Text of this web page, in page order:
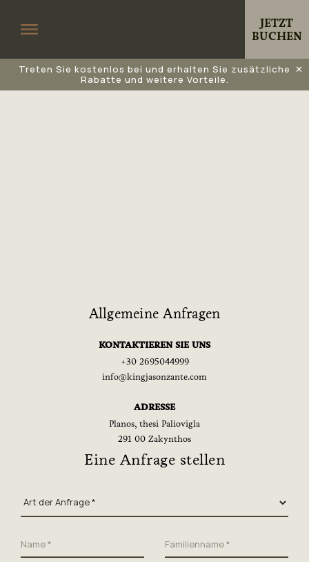
JETZT
BUCHEN
Treten Sie kostenlos bei und erhalten Sie zusätzliche
Rabatte und weitere Vorteile.
✕
Allgemeine Anfragen
KONTAKTIEREN SIE UNS
+30 2695044999
info@kingjasonzante.com
ADRESSE
Planos, thesi Paliovigla
291 00 Zakynthos
Eine Anfrage stellen